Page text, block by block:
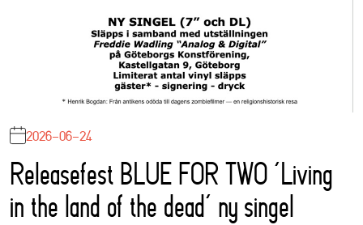
2026-06-24
Releasefest BLUE FOR TWO ‘Living
in the land of the dead’ ny singel